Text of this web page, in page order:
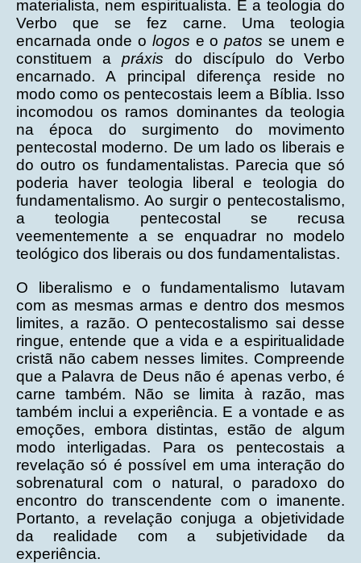
materialista, nem espiritualista. É a teologia do
Verbo que se fez carne. Uma teologia
encarnada onde o logos e opatos se unem e
constituem apráxis do discípulo do Verbo
encarnado. A principal diferença reside no
modo como os pentecostais leem a Bíblia. Isso
incomodou os ramos dominantes da teologia
na época do surgimento do movimento
pentecostal moderno. De um lado os liberais e
do outro os fundamentalistas. Parecia que só
poderia haver teologia liberal e teologia do
fundamentalismo. Ao surgir o pentecostalismo,
a teologia pentecostal se recusa
veementemente a se enquadrar no modelo
teológico dos liberais ou dos fundamentalistas.
O liberalismo e o fundamentalismo lutavam
com as mesmas armas e dentro dos mesmos
limites, a razão. O pentecostalismo sai desse
ringue, entende que a vida e a espiritualidade
cristã não cabem nesses limites. Compreende
que a Palavra de Deus não é apenas verbo, é
carne também. Não se limita à razão, mas
também inclui a experiência. E a vontade e as
emoções, embora distintas, estão de algum
modo interligadas. Para os pentecostais a
revelação só é possível em uma interação do
sobrenatural com o natural, o paradoxo do
encontro do transcendente com o imanente.
Portanto, a revelação conjuga a objetividade
da realidade com a subjetividade da
experiência.